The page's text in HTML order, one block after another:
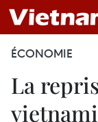
ÉCONOMIE
La